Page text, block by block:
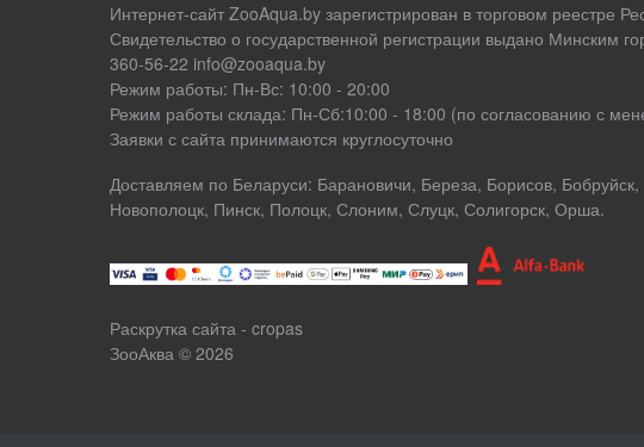
Интернет-сайт ZooAqua.by зарегистрирован в торговом
Свидетельство о государственной регистрации выдано
360-56-22 info@zooaqua.by
Режим работы: Пн-Вс: 10:00 - 20:00
Режим работы склада: Пн-Сб:10:00 - 18:00 (по согласованию с
Заявки с сайта принимаются круглосуточно
Доставляем по Беларуси: Барановичи, Береза, Борисов,
Новополоцк, Пинск, Полоцк, Слоним, Слуцк, Солигорск, Орша.
Раскрутка сайта - cropas
ЗооАква © 2026